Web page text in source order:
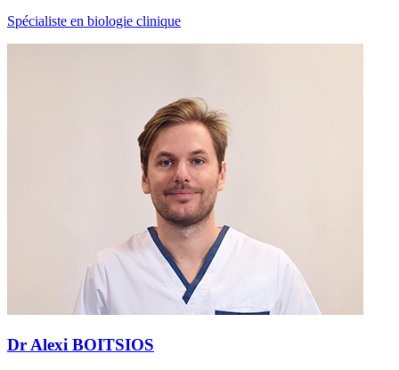
Spécialiste en biologie clinique
Dr Alexi BOITSIOS